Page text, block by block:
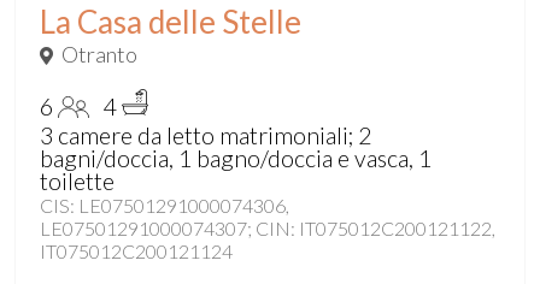
La Casa delle Stelle
Otranto
6
4
3 camere da letto matrimoniali; 2
bagni/doccia, 1 bagno/doccia e vasca, 1
toilette
CIS: LE07501291000074306,
LE07501291000074307; CIN: IT075012C200121122,
IT075012C200121124